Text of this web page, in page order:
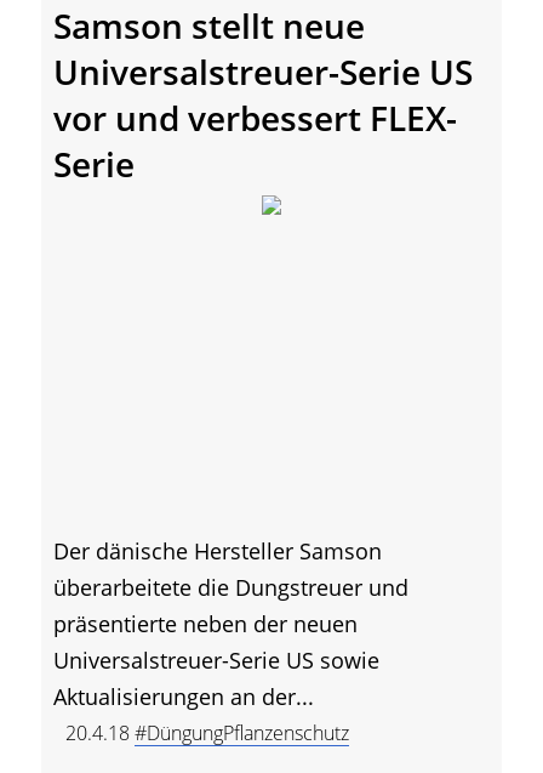
Samson stellt neue
Universalstreuer-Serie US
vor und verbessert FLEX-
Serie
Der dänische Hersteller Samson
überarbeitete die Dungstreuer und
präsentierte neben der neuen
Universalstreuer-Serie US sowie
Aktualisierungen an der...
20.4.18#DüngungPflanzenschutz